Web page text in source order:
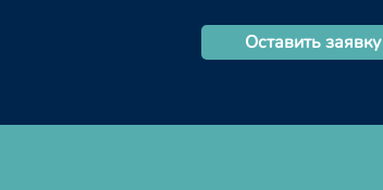
Оставить заявку